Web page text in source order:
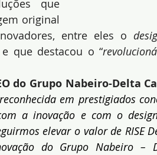
que
original
entre eles o
que destacou o “
do Grupo Nabeiro-Delta
em prestigiados
a inovação e com o
elevar o valor de RISE
do Grupo Nabeiro –